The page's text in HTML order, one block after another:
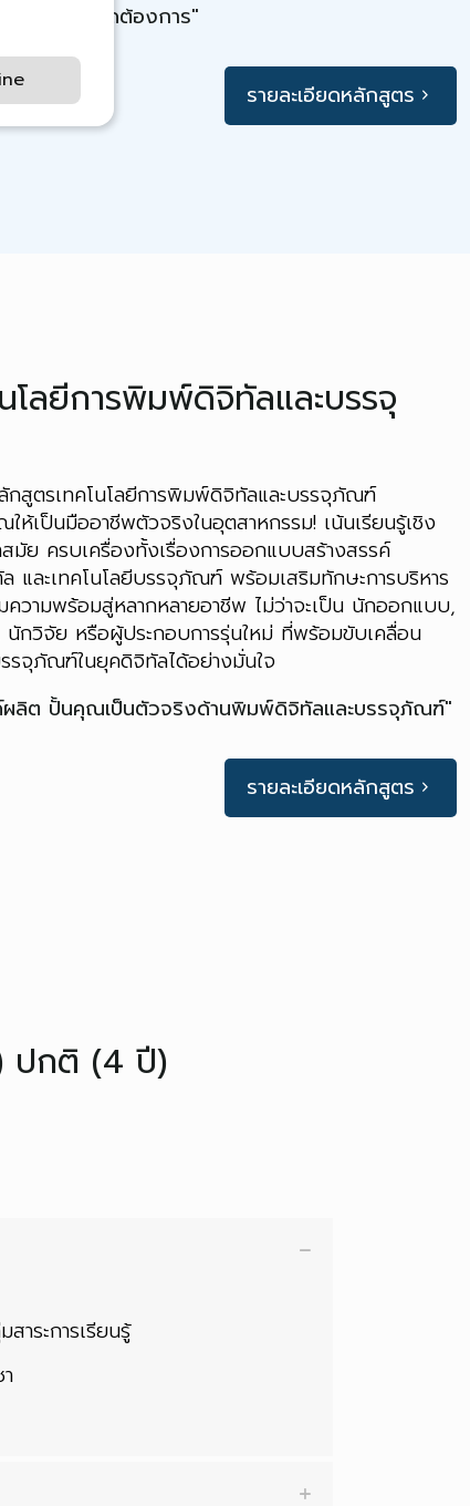
ตลาดต้องการ"
รายละเอียดหลักสูตร
นโลยีการพิมพ์ดิจิทัลและบรรจุ
ตรเทคโนโลยีการพิมพ์ดิจิทัลและบรรจุภัณฑ์
เป็นมืออาชีพตัวจริงในอุตสาหกรรม! เน้นเรียนรู้เชิง
มัย ครบเครื่องทั้งเรื่องการออกแบบสร้างสรรค์
และเทคโนโลยีบรรจุภัณฑ์ พร้อมเสริมทักษะการบริหาร
ความพร้อมสู่หลากหลายอาชีพ ไม่ว่าจะเป็น นักออกแบบ,
กวิจัย หรือผู้ประกอบการรุ่นใหม่ ที่พร้อมขับเคลื่อน
จุภัณฑ์ในยุคดิจิทัลได้อย่างมั่นใจ
ผลิต ปั้นคุณเป็นตัวจริงด้านพิมพ์ดิจิทัลและบรรจุภัณฑ์"
รายละเอียดหลักสูตร
ปกติ (4 ปี)
าระการเรียนรู้